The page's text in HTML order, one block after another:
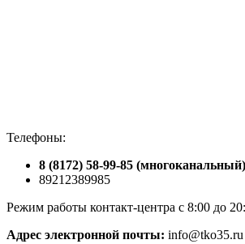
Телефоны:
8 (8172) 58-99-85 (многоканальный)
89212389985
Режим работы контакт-центра с 8:00 до
Адрес электронной почты: info@tko35.ru